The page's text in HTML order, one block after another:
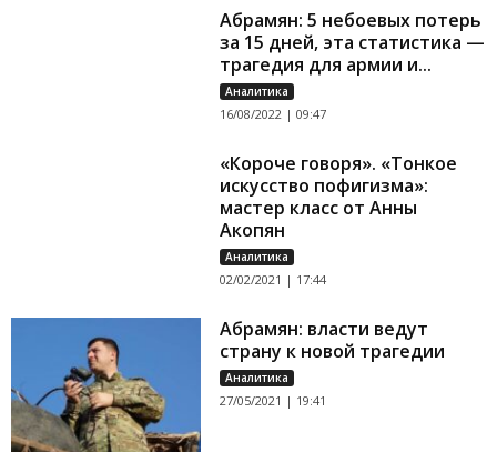
Абрамян: 5 небоевых потерь
за 15 дней, эта статистика —
трагедия для армии и...
Аналитика
16/08/2022 | 09:47
«Короче говоря». «Тонкое
искусство пофигизма»:
мастер класс от Анны
Акопян
Аналитика
02/02/2021 | 17:44
Абрамян: власти ведут
страну к новой трагедии
Аналитика
27/05/2021 | 19:41